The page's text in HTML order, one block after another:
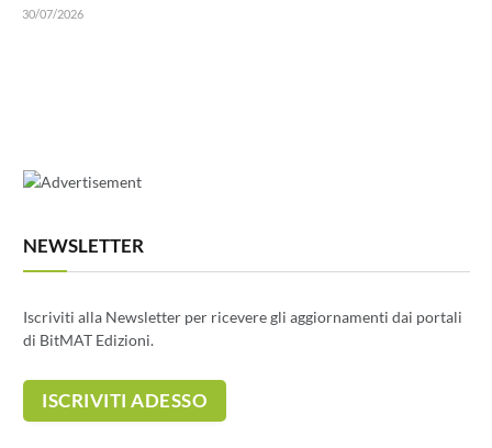
30/07/2026
NEWSLETTER
Iscriviti alla Newsletter per ricevere gli aggiornamenti dai portali
di BitMAT Edizioni.